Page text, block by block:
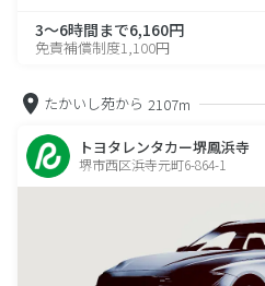
3～6時間まで6,160円
免責補償制度1,100円
たかいし苑から 2107m
トヨタレンタカー堺鳳浜寺
堺市西区浜寺元町6-864-1